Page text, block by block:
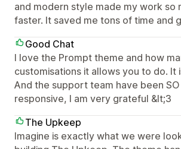
and modern style made my work so
faster. It saved me tons of time and
Good Chat
I love the Prompt theme and how
customisations it allows you to do. It
And the support team have been
responsive, I am very grateful &lt;3
The Upkeep
Imagine is exactly what we were